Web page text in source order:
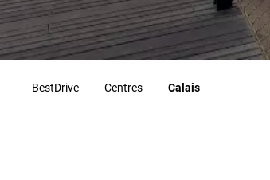
BestDrive Centres Calais